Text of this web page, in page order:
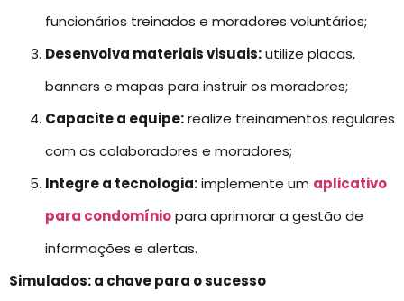
funcionários treinados e moradores voluntários;
Desenvolva materiais visuais:utilize placas,
banners e mapas para instruir os moradores;
Capacite a equipe:realize treinamentos regulares
com os colaboradores e moradores;
Integre a tecnologia:implemente um aplicativo
para condomíniopara aprimorar a gestão de
informações e alertas.
Simulados: a chave para o sucesso